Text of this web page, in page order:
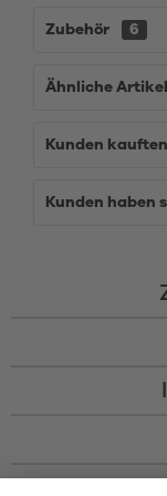
Zubehör 6
Ähnliche
Kunden
Kunden haben